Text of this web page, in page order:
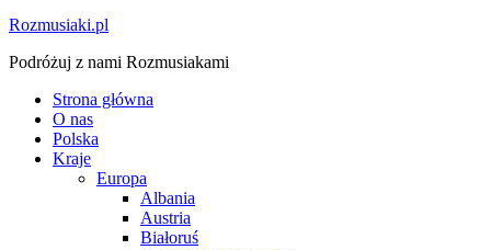
Rozmusiaki.pl
Podróżuj z nami Rozmusiakami
Strona główna
O nas
Polska
Kraje
Europa
Albania
Austria
Białoruś